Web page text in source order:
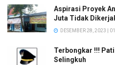
Aspirasi Proyek
Juta Tidak
DESEMBER 28, 2023 |
Terbongkar !!!
Selingkuh